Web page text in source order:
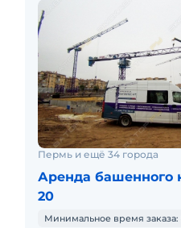
Пермь и ещё 34 города
Аренда башенного
20
Минимальное время заказа: